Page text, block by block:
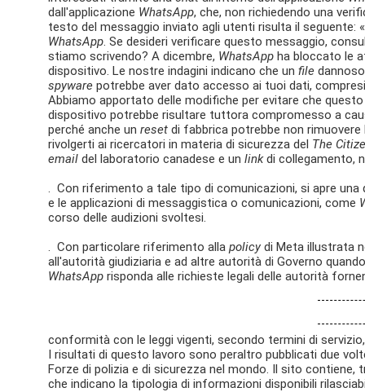
dall'applicazione WhatsApp, che, non richiedendo una
testo del messaggio inviato agli utenti risulta il
WhatsApp. Se desideri verificare questo messaggio,
stiamo scrivendo? A dicembre, WhatsApp ha bloccato le
dispositivo. Le nostre indagini indicano che unfile
spyware potrebbe aver dato accesso ai tuoi dati,
Abbiamo apportato delle modifiche per evitare che
dispositivo potrebbe risultare tuttora compromesso a
perché anche unreset di fabbrica potrebbe non
rivolgerti ai ricercatori in materia di sicurezza del The
email del laboratorio canadese e unlinkdi collegamento,
. Con riferimento a tale tipo di comunicazioni, si apre
e le applicazioni di messaggistica o comunicazioni, come
corso delle audizioni svoltesi.
. Con particolare riferimento allapolicydi Meta illustrata
all'autorità giudiziaria e ad altre autorità di Governo
WhatsApp risponda alle richieste legali delle autorità
conformità con le leggi vigenti, secondo termini di
I risultati di questo lavoro sono peraltro pubblicati due
Forze di polizia e di sicurezza nel mondo. Il sito contiene,
che indicano la tipologia di informazioni disponibili